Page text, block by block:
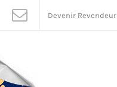
Devenir Revendeur